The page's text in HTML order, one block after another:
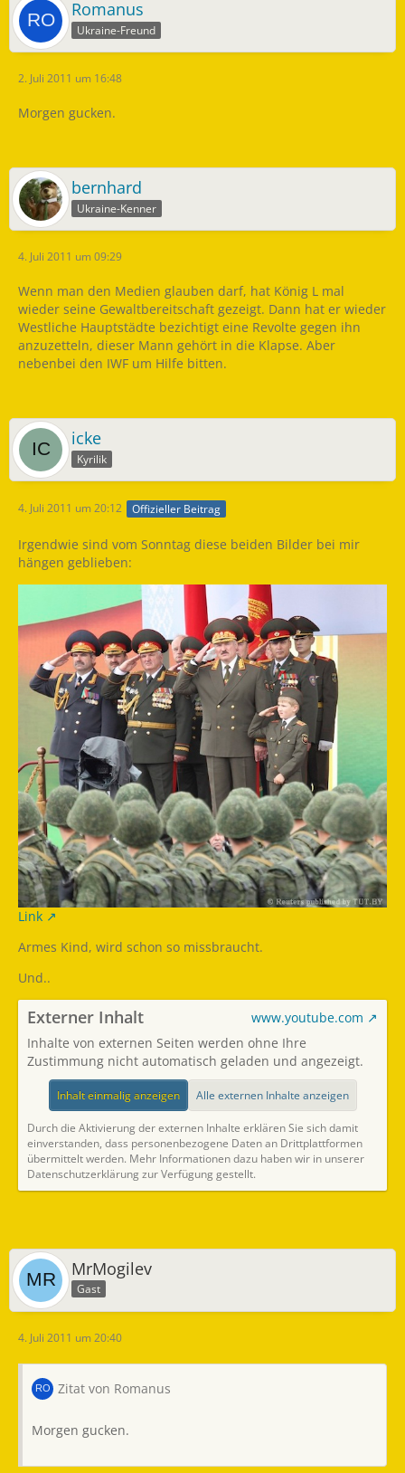
Romanus
Ukraine-Freund
2. Juli 2011 um 16:48
Morgen gucken.
bernhard
Ukraine-Kenner
4. Juli 2011 um 09:29
Wenn man den Medien glauben darf, hat König L mal
wieder seine Gewaltbereitschaft gezeigt. Dann hat er wieder
Westliche Hauptstädte bezichtigt eine Revolte gegen ihn
anzuzetteln, dieser Mann gehört in die Klapse. Aber
nebenbei den IWF um Hilfe bitten.
icke
Kyrilik
4. Juli 2011 um 20:12 Offizieller Beitrag
Irgendwie sind vom Sonntag diese beiden Bilder bei mir
hängen geblieben:
Link
Armes Kind, wird schon so missbraucht.
Und..
Externer Inhalt
www.youtube.com
Inhalte von externen Seiten werden ohne Ihre
Zustimmung nicht automatisch geladen und angezeigt.
Inhalt einmalig anzeigen Alle externen Inhalte anzeigen
Durch die Aktivierung der externen Inhalte erklären Sie sich damit
einverstanden, dass personenbezogene Daten an Drittplattformen
übermittelt werden. Mehr Informationen dazu haben wir in unserer
Datenschutzerklärung zur Verfügung gestellt.
MrMogilev
Gast
4. Juli 2011 um 20:40
Zitat von Romanus
Morgen gucken.